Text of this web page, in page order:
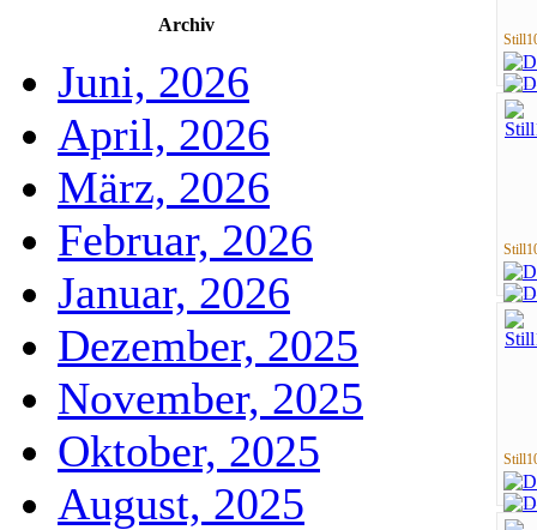
Archiv
Juni, 2026
April, 2026
März, 2026
Februar, 2026
Januar, 2026
Dezember, 2025
November, 2025
Oktober, 2025
August, 2025